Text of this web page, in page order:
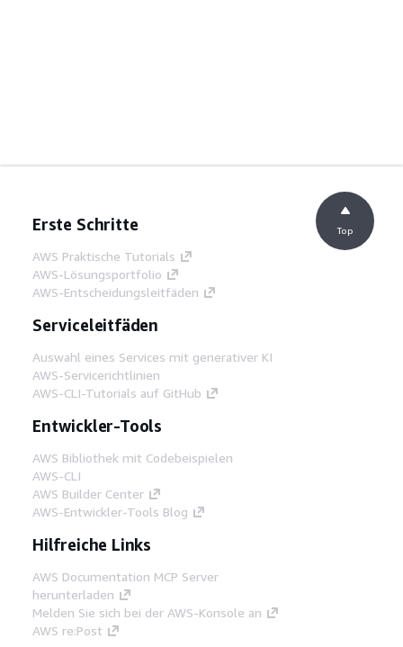
Erste Schritte
AWS Praktische Tutorials
AWS-Lösungsportfolio
AWS-Entscheidungsleitfäden
Serviceleitfäden
Auswahl eines Services mit generativer KI
AWS-Servicerichtlinien
AWS-CLI-Tutorials auf GitHub
Entwickler-Tools
AWS Bibliothek mit Codebeispielen
AWS-CLI
AWS Builder Center
AWS-Entwickler-Tools Blog
Hilfreiche Links
AWS Documentation MCP Server
herunterladen
Melden Sie sich bei der AWS-Konsole an
AWS re:Post
Top